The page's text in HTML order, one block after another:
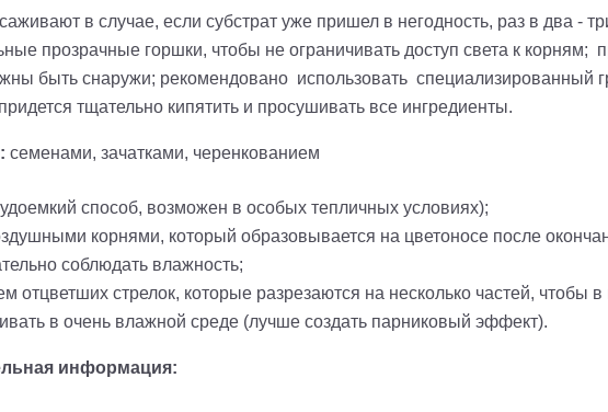
в случае, если субстрат уже пришел в негодность, раз в два -
прозрачные горшки, чтобы не ограничивать доступ света к корням;
быть снаружи; рекомендовано использовать специализированный
тщательно кипятить и просушивать все ингредиенты.
семенами, зачатками, черенкованием
способ, возможен в особых тепличных условиях);
корнями, который образовывается на цветоносе после
соблюдать влажность;
отцветших стрелок, которые разрезаются на несколько частей, чтобы
в очень влажной среде (лучше создать парниковый эффект).
информация: